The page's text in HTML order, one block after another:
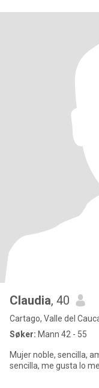
Claudia, 40
Cartago, Valle del
Søker: Mann 42 - 55
Mujer noble, sencilla,
sencilla, me gusta lo